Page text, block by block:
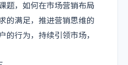
题，如何在市场营销布局
的满足，推进营销思维的
的行为，持续引领市场，